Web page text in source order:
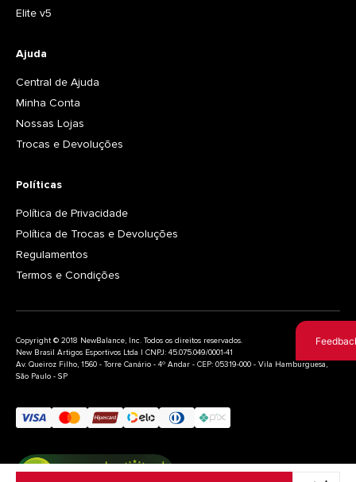
Elite v5
Ajuda
Central de Ajuda
Minha Conta
Nossas Lojas
Trocas e Devoluções
Políticas
Política de Privacidade
Política de Trocas e Devoluções
Regulamentos
Termos e Condições
Copyright © 2018 NewBalance, Inc. Todos os direitos reservados.
New Brasil Artigos Esportivos Ltda | CNPJ: 45.075.049/0001-41
Av. Queiroz Filho, 1560 - Torre Canário - 4º Andar - CEP: 05319-000 - Vila Hamburguesa,
São Paulo - SP